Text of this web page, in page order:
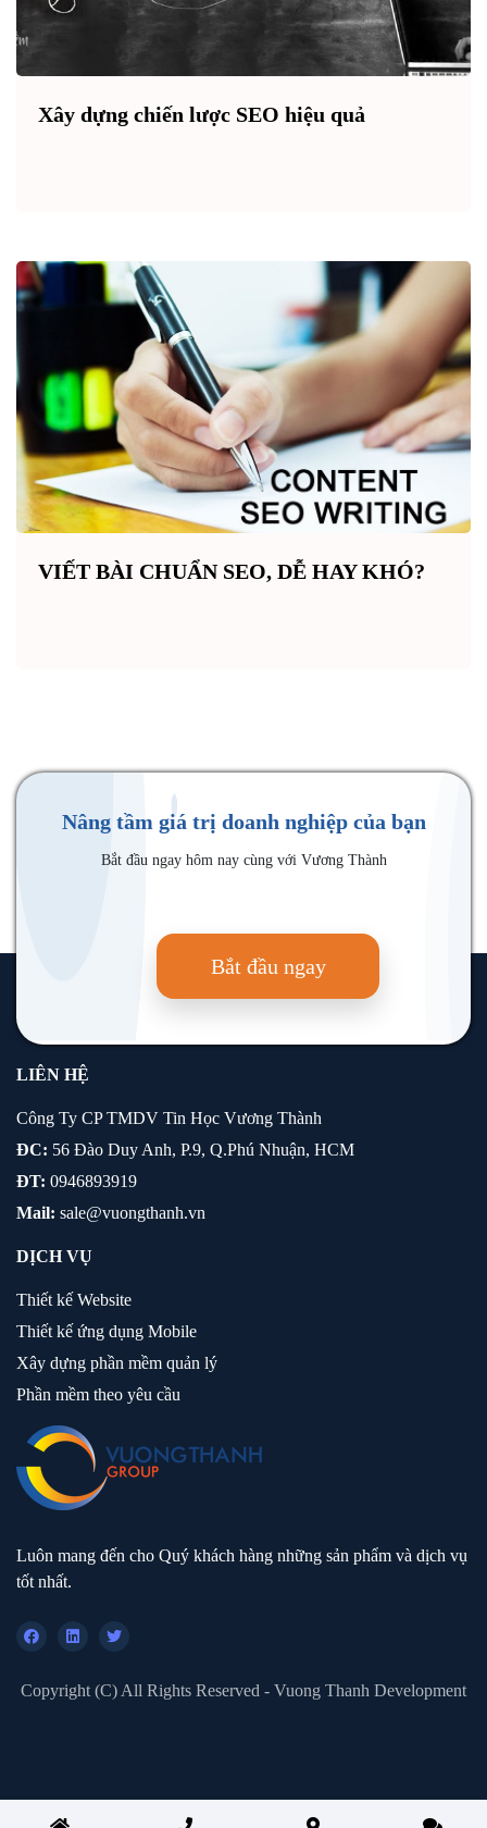
Xây dựng chiến lược SEO hiệu quả
VIẾT BÀI CHUẨN SEO, DỄ HAY KHÓ?
Nâng tầm giá trị doanh nghiệp của bạn
Bắt đầu ngay hôm nay cùng với Vương Thành
Bắt đầu ngay
LIÊN HỆ
Công Ty CP TMDV Tin Học Vương Thành
ĐC: 56 Đào Duy Anh, P.9, Q.Phú Nhuận, HCM
ĐT: 0946893919
Mail: sale@vuongthanh.vn
DỊCH VỤ
Thiết kế Website
Thiết kế ứng dụng Mobile
Xây dựng phần mềm quản lý
Phần mềm theo yêu cầu
Luôn mang đến cho Quý khách hàng những sản phẩm và dịch vụ
tốt nhất.
Copyright (C) All Rights Reserved - Vuong Thanh Development